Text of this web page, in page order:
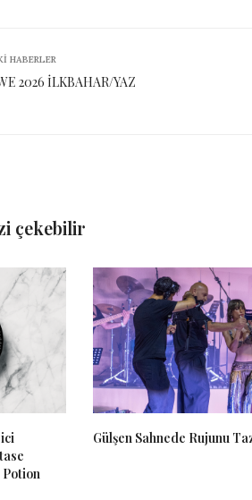
HABERLER
2026 İLKBAHAR/YAZ
çekebilir
Gülşen Sahnede Rujunu